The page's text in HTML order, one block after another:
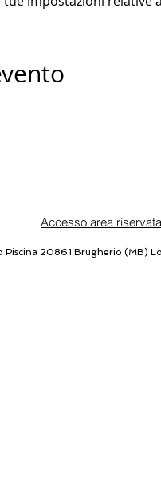
Accesso area riservata
Piscina 20861 Brugherio (MB)